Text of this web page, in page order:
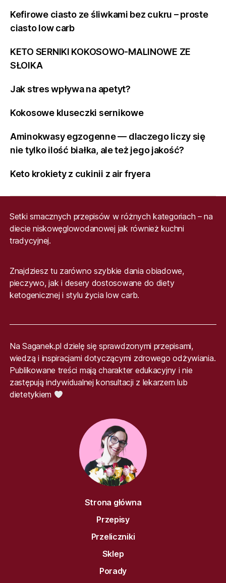
Kefirowe ciasto ze śliwkami bez cukru – proste
ciasto low carb
KETO SERNIKI KOKOSOWO-MALINOWE ZE
SŁOIKA
Jak stres wpływa na apetyt?
Kokosowe kluseczki sernikowe
Aminokwasy egzogenne — dlaczego liczy się
nie tylko ilość białka, ale też jego jakość?
Keto krokiety z cukinii z air fryera
Setki smacznych przepisów w różnych kategoriach – na
diecie niskowęglowodanowej jak również kuchni
tradycyjnej.
Znajdziesz tu zarówno szybkie dania obiadowe,
pieczywo, jak i desery dostosowane do diety
ketogenicznej i stylu życia low carb.
Na Saganek.pl dzielę się sprawdzonymi przepisami,
wiedzą i inspiracjami dotyczącymi zdrowego odżywiania.
Publikowane treści mają charakter edukacyjny i nie
zastępują indywidualnej konsultacji z lekarzem lub
dietetykiem
Strona główna
Przepisy
Przeliczniki
Sklep
Porady